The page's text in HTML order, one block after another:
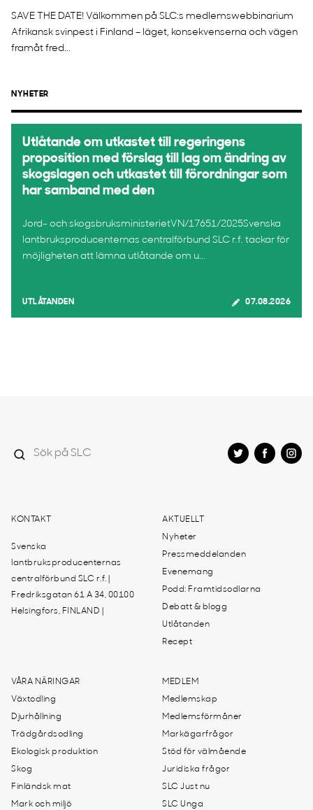
SAVE THE DATE! Välkommen på SLC:s medlemswebbinarium
Afrikansk svinpest i Finland – läget, konsekvenserna och vägen
framåt fred...
NYHETER
Utlåtande om utkastet till regeringens
proposition med förslag till lag om ändring av
skogslagen och utkastet till förordningar som
har samband med den
Jord- och skogsbruksministerietVN/17651/2025Svenska
lantbruksproducenternas centralförbund SLC r.f. tackar för
möjligheten att lämna utlåtande om u...
UTLÅTANDEN 07.08.2026
KONTAKT
Svenska
lantbruksproducenternas
centralförbund SLC r.f. |
Fredriksgatan 61 A 34, 00100
Helsingfors, FINLAND |
AKTUELLT
Nyheter
Pressmeddelanden
Evenemang
Podd: Framtidsodlarna
Debatt & blogg
Utlåtanden
Recept
VÅRA NÄRINGAR
Växtodling
Djurhållning
Trädgårdsodling
Ekologisk produktion
Skog
Finländsk mat
Mark och miljö
MEDLEM
Medlemskap
Medlemsförmåner
Markägarfrågor
Stöd för välmående
Juridiska frågor
SLC Just nu
SLC Unga